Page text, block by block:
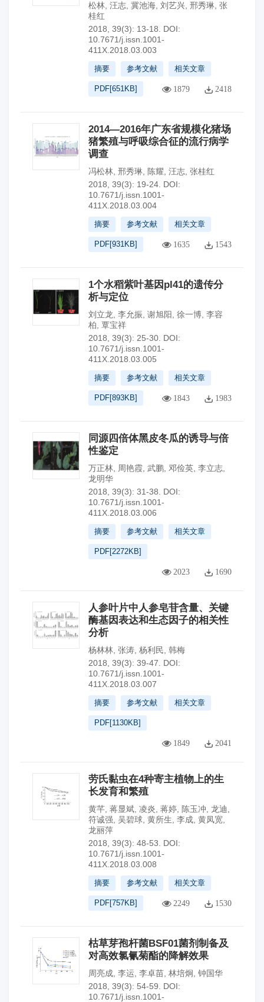
松林 汪志 冀池海 刘艺兴 邢秀琳 张
桂红
2018, 39(3): 13-18.
DOI:
10.7671/j.issn.1001-
411X.2018.03.003
摘要 参考文献 相关文章
PDF[651KB] 1879 2418
2014—2016年广东省规模化猪场
猪繁殖与呼吸综合征的流行病学
调查
冯松林 邢秀琳 陈耀 汪志 张桂红
2018, 39(3): 19-24. DOI:
10.7671/j.issn.1001-
411X.2018.03.004
摘要 参考文献 相关文章
PDF[931KB] 1635 1543
1个水稻紫叶基因pl41的遗传分
析与定位
刘立龙 李允振 谢旭阳 徐一博 李容
柏 覃宝祥
2018, 39(3): 25-30. DOI:
10.7671/j.issn.1001-
411X.2018.03.005
摘要 参考文献 相关文章
PDF[893KB] 1843 1983
同源四倍体黑皮冬瓜的诱导与倍
性鉴定
万正林 周艳霞 武鹏 邓俭英 李立志
龙明华
2018, 39(3): 31-38.
DOI:
10.7671/j.issn.1001-
411X.2018.03.006
摘要 参考文献 相关文章
PDF[2272KB]
2023 1690
人参叶片中人参皂苷含量、关键
酶基因表达和生态因子的相关性
分析
杨林林 张涛 杨利民 韩梅
2018, 39(3): 39-47.
DOI:
10.7671/j.issn.1001-
411X.2018.03.007
摘要 参考文献 相关文章
PDF[1130KB]
1849 2041
劳氏黏虫在4种寄主植物上的生
长发育和繁殖
黄芊 蒋显斌 凌炎 蒋婷 陈玉冲 龙迪
符诚强
吴碧球 黄所生 李成 黄凤宽
龙丽萍
2018, 39(3): 48-53.
DOI:
10.7671/j.issn.1001-
411X.2018.03.008
摘要 参考文献 相关文章
PDF[757KB] 2249 1530
枯草芽孢杆菌BSF01菌剂制备及
对高效氯氰菊酯的降解效果
周亮成 李运 李卓苗 林培炯 钟国华
2018, 39(3): 54-59.
DOI:
10.7671/j.issn.1001-